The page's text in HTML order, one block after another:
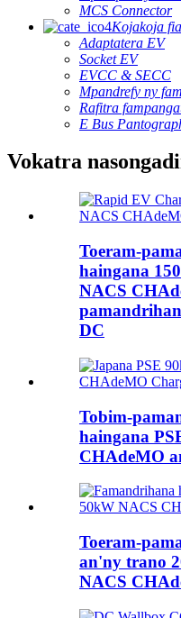
MCS Connector
Kojakoja
Adaptatera EV
Socket EV
EVCC & SECC
Mpandrefy ny
Rafitra
E Bus
Vokatra
Toeram-
haingana
NACS
DC
Tobim-
haingana
CHAdeMO
Toeram-
an'ny trano
NACS